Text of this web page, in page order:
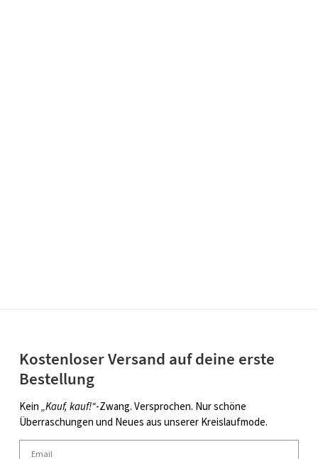
Kostenloser Versand auf deine erste
Bestellung
Kein„Kauf, kauf!“-Zwang. Versprochen. Nur schöne
Überraschungen und Neues aus unserer Kreislaufmode.